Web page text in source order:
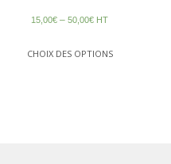
15,00€ –50,00€ HT
CHOIX DES OPTIONS